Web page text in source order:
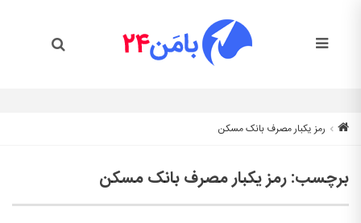
رمز یکبار مصرف بانک مسکن
برچسب:رمز یکبار مصرف بانک مسکن